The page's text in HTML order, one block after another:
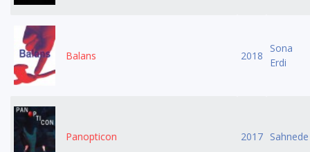
Balans 2018
Sona
Erdi
Panopticon 2017 Sahnede